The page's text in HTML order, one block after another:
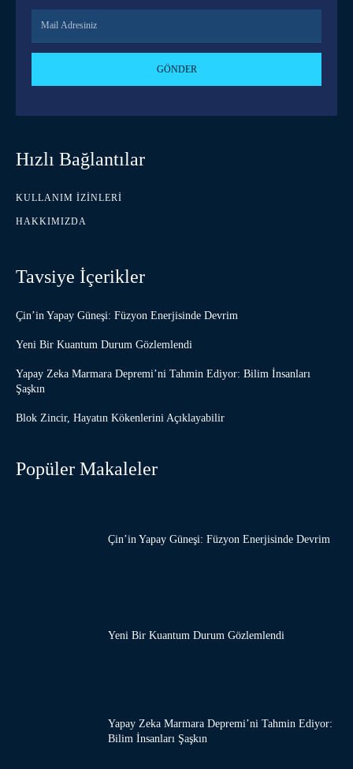
GÖNDER
Hızlı Bağlantılar
KULLANIM İZINLERI
HAKKIMIZDA
Tavsiye İçerikler
Çin’in Yapay Güneşi: Füzyon Enerjisinde Devrim
Yeni Bir Kuantum Durum Gözlemlendi
Yapay Zeka Marmara Depremi’ni Tahmin Ediyor: Bilim İnsanları
Şaşkın
Blok Zincir, Hayatın Kökenlerini Açıklayabilir
Popüler Makaleler
Çin’in Yapay Güneşi: Füzyon Enerjisinde Devrim
Yeni Bir Kuantum Durum Gözlemlendi
Yapay Zeka Marmara Depremi’ni Tahmin Ediyor:
Bilim İnsanları Şaşkın